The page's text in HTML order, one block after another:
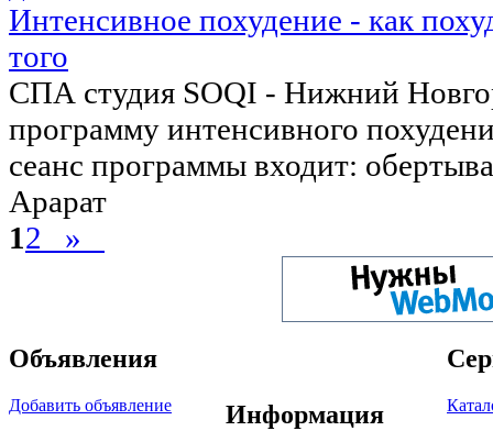
Интенсивное похудение - как
того
СПА студия SOQI - Нижний
программу интенсивного
сеанс программы входит:
Арарат
12 »
Объявления
Добавить объявление
Информация